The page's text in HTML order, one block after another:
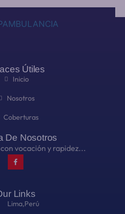
Útiles
Inicio
Nosotros
Coberturas
De Nosotros
vocación y rapidez...
Links
Lima,Perú